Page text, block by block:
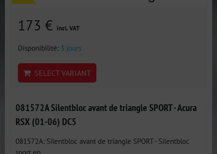
173 € incl. VAT
Disponibilité: 3 jours
SELECT VARIANT
081572A Silentbloc avant de triangle SPORT - Acura
RSX (01-06) DC5
081572A: Silentbloc avant de triangle SPORT - Silentbloc
sport en...